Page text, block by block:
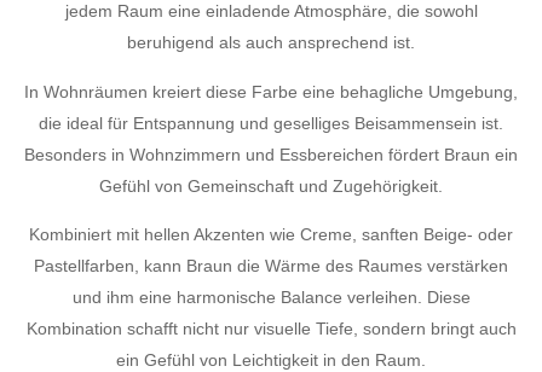
jedem Raum eine einladende Atmosphäre, die sowohl
beruhigend als auch ansprechend ist.
In Wohnräumen kreiert diese Farbe eine behagliche Umgebung,
die ideal für Entspannung und geselliges Beisammensein ist.
Besonders in Wohnzimmern und Essbereichen fördert Braun ein
Gefühl von Gemeinschaft und Zugehörigkeit.
Kombiniert mit hellen Akzenten wie Creme, sanften Beige- oder
Pastellfarben, kann Braun die Wärme des Raumes verstärken
und ihm eine harmonische Balance verleihen. Diese
Kombination schafft nicht nur visuelle Tiefe, sondern bringt auch
ein Gefühl von Leichtigkeit in den Raum.